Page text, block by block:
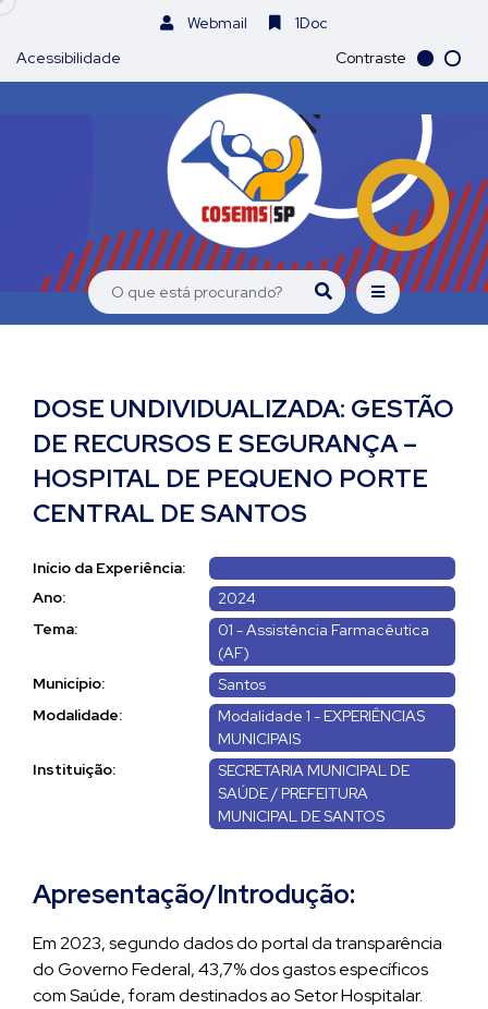
Webmail
1Doc
Acessibilidade
Contraste
DOSE UNDIVIDUALIZADA: GESTÃO
DE RECURSOS E SEGURANÇA –
HOSPITAL DE PEQUENO PORTE
CENTRAL DE SANTOS
Início da Experiência:
Ano:
2024
Tema:
01 - Assistência Farmacêutica
(AF)
Município:
Santos
Modalidade:
Modalidade 1 - EXPERIÊNCIAS
MUNICIPAIS
Instituição:
SECRETARIA MUNICIPAL DE
SAÚDE / PREFEITURA
MUNICIPAL DE SANTOS
Apresentação/Introdução:
Em 2023, segundo dados do portal da transparência
do Governo Federal, 43,7% dos gastos específicos
com Saúde, foram destinados ao Setor Hospitalar.